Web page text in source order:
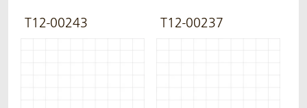
T12-00243 T12-00237